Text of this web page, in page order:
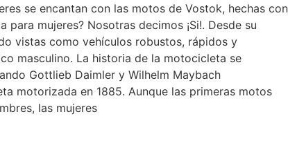
se encantan con las motos de Vostok, hechas con
para mujeres? Nosotras decimos ¡Si!. Desde su
vistas como vehículos robustos, rápidos y
masculino. La historia de la motocicleta se
Gottlieb Daimler y Wilhelm Maybach
motorizada en 1885. Aunque las primeras motos
las mujeres